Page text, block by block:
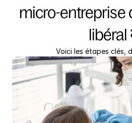
micro-entreprise
libéral
Voici les étapes clés,